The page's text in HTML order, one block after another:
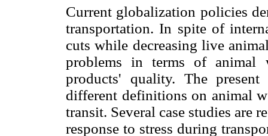
Current globalization policies
transportation. In spite of
cuts while decreasing live
problems in terms of animal
products' quality. The
different definitions on animal
transit. Several case studies are
response to stress during